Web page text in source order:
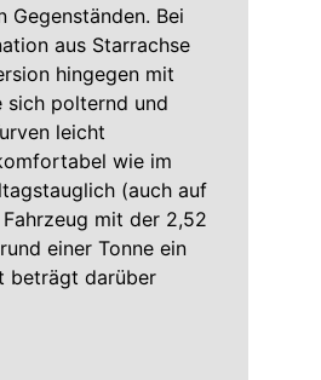
Bei
aus Starrachse
hingegen mit
sich polternd und
leicht
wie im
(auch auf
mit der 2,52
einer Tonne ein
beträgt darüber